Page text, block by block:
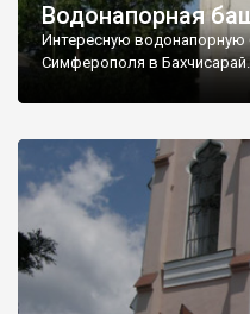
Водонапорная
Интересную
Симферополя в Бахчисарай.